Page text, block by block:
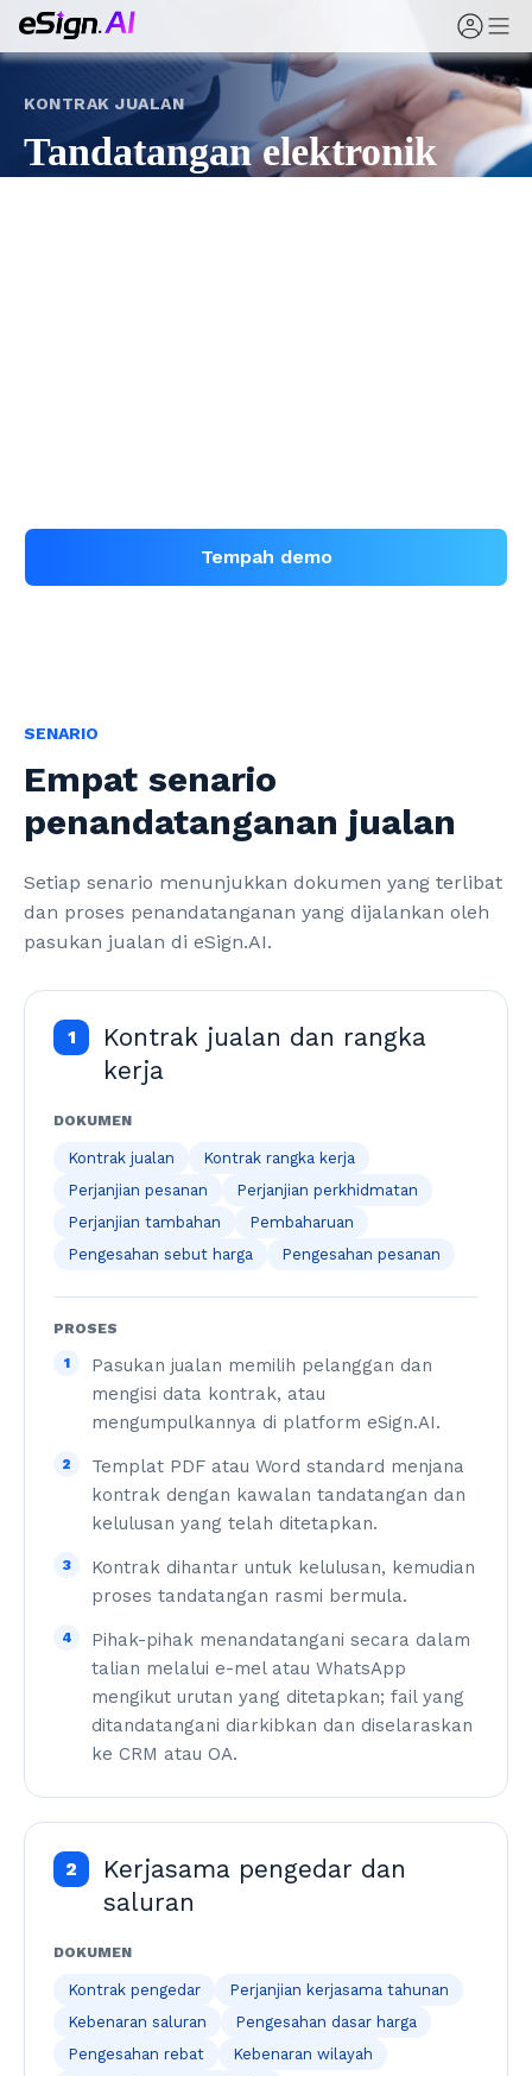
KONTRAK JUALAN
Tandatangan elektronik
Tempah demo
SENARIO
Empat senario
penandatanganan jualan
Setiap senario menunjukkan dokumen yang terlibat
dan proses penandatanganan yang dijalankan oleh
pasukan jualan di eSign.AI.
1
Kontrak jualan dan rangka
kerja
DOKUMEN
Kontrak jualan
Kontrak rangka kerja
Perjanjian pesanan
Perjanjian perkhidmatan
Perjanjian tambahan
Pembaharuan
Pengesahan sebut harga
Pengesahan pesanan
PROSES
1
Pasukan jualan memilih pelanggan dan
mengisi data kontrak, atau
mengumpulkannya di platform eSign.AI.
2
Templat PDF atau Word standard menjana
kontrak dengan kawalan tandatangan dan
kelulusan yang telah ditetapkan.
3
Kontrak dihantar untuk kelulusan, kemudian
proses tandatangan rasmi bermula.
4
Pihak-pihak menandatangani secara dalam
talian melalui e-mel atau WhatsApp
mengikut urutan yang ditetapkan; fail yang
ditandatangani diarkibkan dan diselaraskan
ke CRM atau OA.
2
Kerjasama pengedar dan
saluran
DOKUMEN
Kontrak pengedar
Perjanjian kerjasama tahunan
Kebenaran saluran
Pengesahan dasar harga
Pengesahan rebat
Kebenaran wilayah